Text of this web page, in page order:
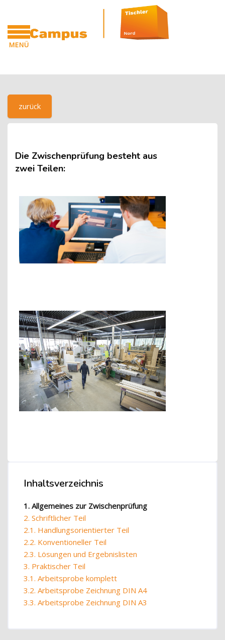
MENÜ
Zum Hauptinhalt
Blöcke
zurück
Die Zwischenprüfung besteht aus
zwei Teilen:
Inhaltsverzeichnis überspringen
Inhaltsverzeichnis
1. Allgemeines zur Zwischenprüfung
2. Schriftlicher Teil
2.1. Handlungsorientierter Teil
2.2. Konventioneller Teil
2.3. Lösungen und Ergebnislisten
3. Praktischer Teil
3.1. Arbeitsprobe komplett
3.2. Arbeitsprobe Zeichnung DIN A4
3.3. Arbeitsprobe Zeichnung DIN A3